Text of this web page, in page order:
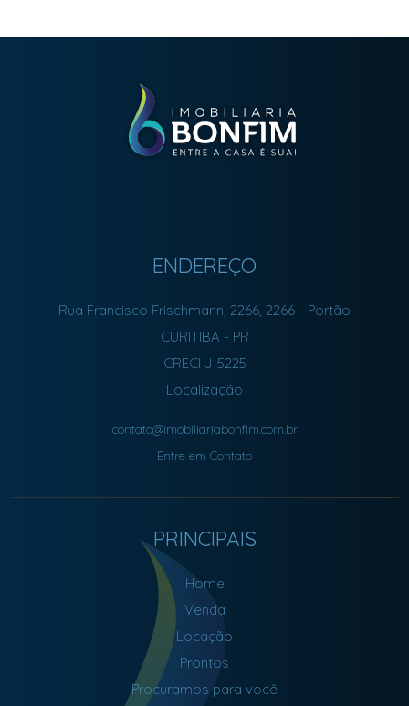
ENDEREÇO
Rua Francisco Frischmann, 2266, 2266 - Portão
CURITIBA - PR
CRECI J-5225
Localização
contato@imobiliariabonfim.com.br
Entre em Contato
PRINCIPAIS
Home
Venda
Locação
Prontos
Procuramos para você